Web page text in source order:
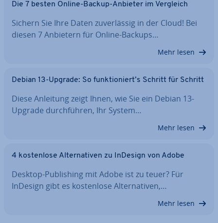
Die 7 besten Online-Backup-Anbieter im Vergleich
Sichern Sie Ihre Daten zu­ver­läs­sig in der Cloud! Bei
diesen 7 Anbietern für Online-Backups…
Mehr lesen
Debian 13-Upgrade: So funk­tio­niert’s Schritt für Schritt
Diese Anleitung zeigt Ihnen, wie Sie ein Debian 13-
Upgrade durch­füh­ren, Ihr System…
Mehr lesen
4 kos­ten­lo­se Al­ter­na­ti­ven zu InDesign von Adobe
Desktop-Pu­bli­shing mit Adobe ist zu teuer? Für
InDesign gibt es kos­ten­lo­se Al­ter­na­ti­ven,…
Mehr lesen